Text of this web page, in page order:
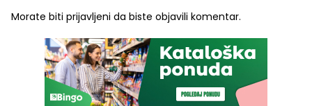
Morate biti prijavljeni da biste objavili komentar.